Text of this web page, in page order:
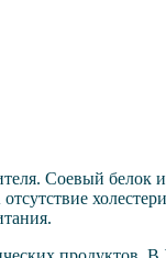
Соевый